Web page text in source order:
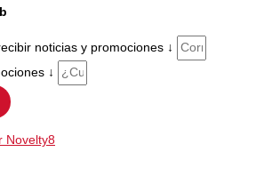
noticias y promociones ↓
↓
Novelty8